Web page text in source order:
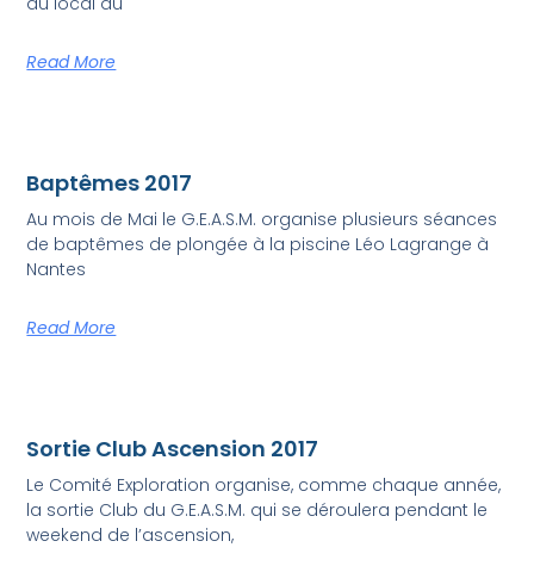
Read More
Baptêmes 2017
Au mois de Mai le G.E.A.S.M. organise plusieurs séances
de baptêmes de plongée à la piscine Léo Lagrange à
Nantes
Read More
Sortie Club Ascension 2017
Le Comité Exploration organise, comme chaque année,
la sortie Club du G.E.A.S.M. qui se déroulera pendant le
weekend de l’ascension,